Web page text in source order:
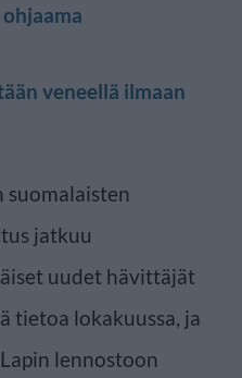
veneellä ilmaan
suomalaisten
jatkuu
uudet hävittäjät
tietoa lokakuussa, ja
lennostoon